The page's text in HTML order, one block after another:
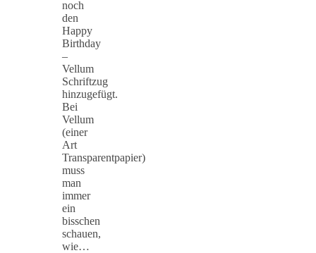
noch
den
Happy
Birthday
–
Vellum
Schriftzug
hinzugefügt.
Bei
Vellum
(einer
Art
Transparentpapier)
muss
man
immer
ein
bisschen
schauen,
wie…